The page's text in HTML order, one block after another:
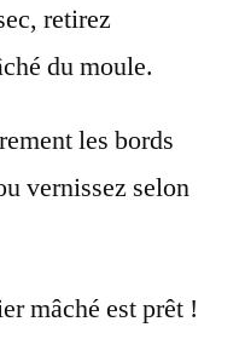
retirez
du moule.
les bords
vernissez selon
mâché est prêt !